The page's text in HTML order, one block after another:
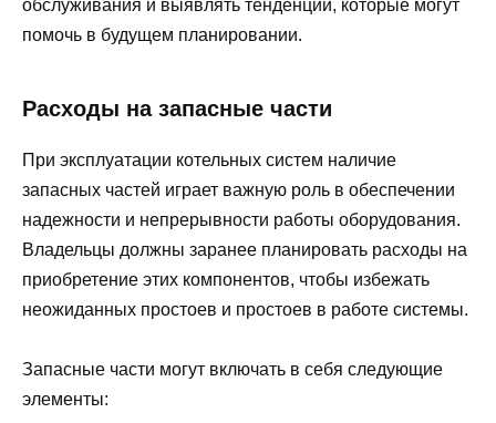
обслуживания и выявлять тенденции, которые могут
помочь в будущем планировании.
Расходы на запасные части
При эксплуатации котельных систем наличие
запасных частей играет важную роль в обеспечении
надежности и непрерывности работы оборудования.
Владельцы должны заранее планировать расходы на
приобретение этих компонентов, чтобы избежать
неожиданных простоев и простоев в работе системы.
Запасные части могут включать в себя следующие
элементы: